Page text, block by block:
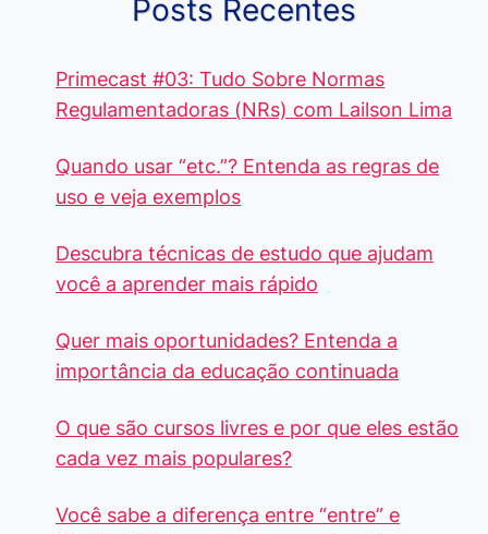
Posts Recentes
Primecast #03: Tudo Sobre Normas
Regulamentadoras (NRs) com Lailson Lima
Quando usar “etc.”? Entenda as regras de
uso e veja exemplos
Descubra técnicas de estudo que ajudam
você a aprender mais rápido
Quer mais oportunidades? Entenda a
importância da educação continuada
O que são cursos livres e por que eles estão
cada vez mais populares?
Você sabe a diferença entre “entre” e